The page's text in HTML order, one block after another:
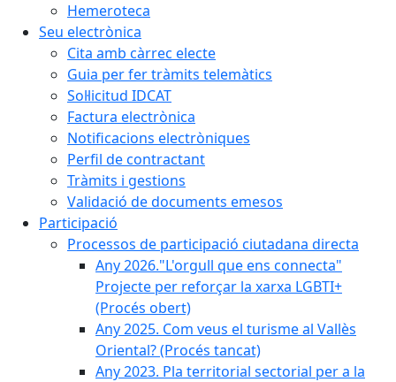
Hemeroteca
Seu electrònica
Cita amb càrrec electe
Guia per fer tràmits telemàtics
Sol·licitud IDCAT
Factura electrònica
Notificacions electròniques
Perfil de contractant
Tràmits i gestions
Validació de documents emesos
Participació
Processos de participació ciutadana directa
Any 2026."L'orgull que ens connecta"
Projecte per reforçar la xarxa LGBTI+
(Procés obert)
Any 2025. Com veus el turisme al Vallès
Oriental? (Procés tancat)
Any 2023. Pla territorial sectorial per a la